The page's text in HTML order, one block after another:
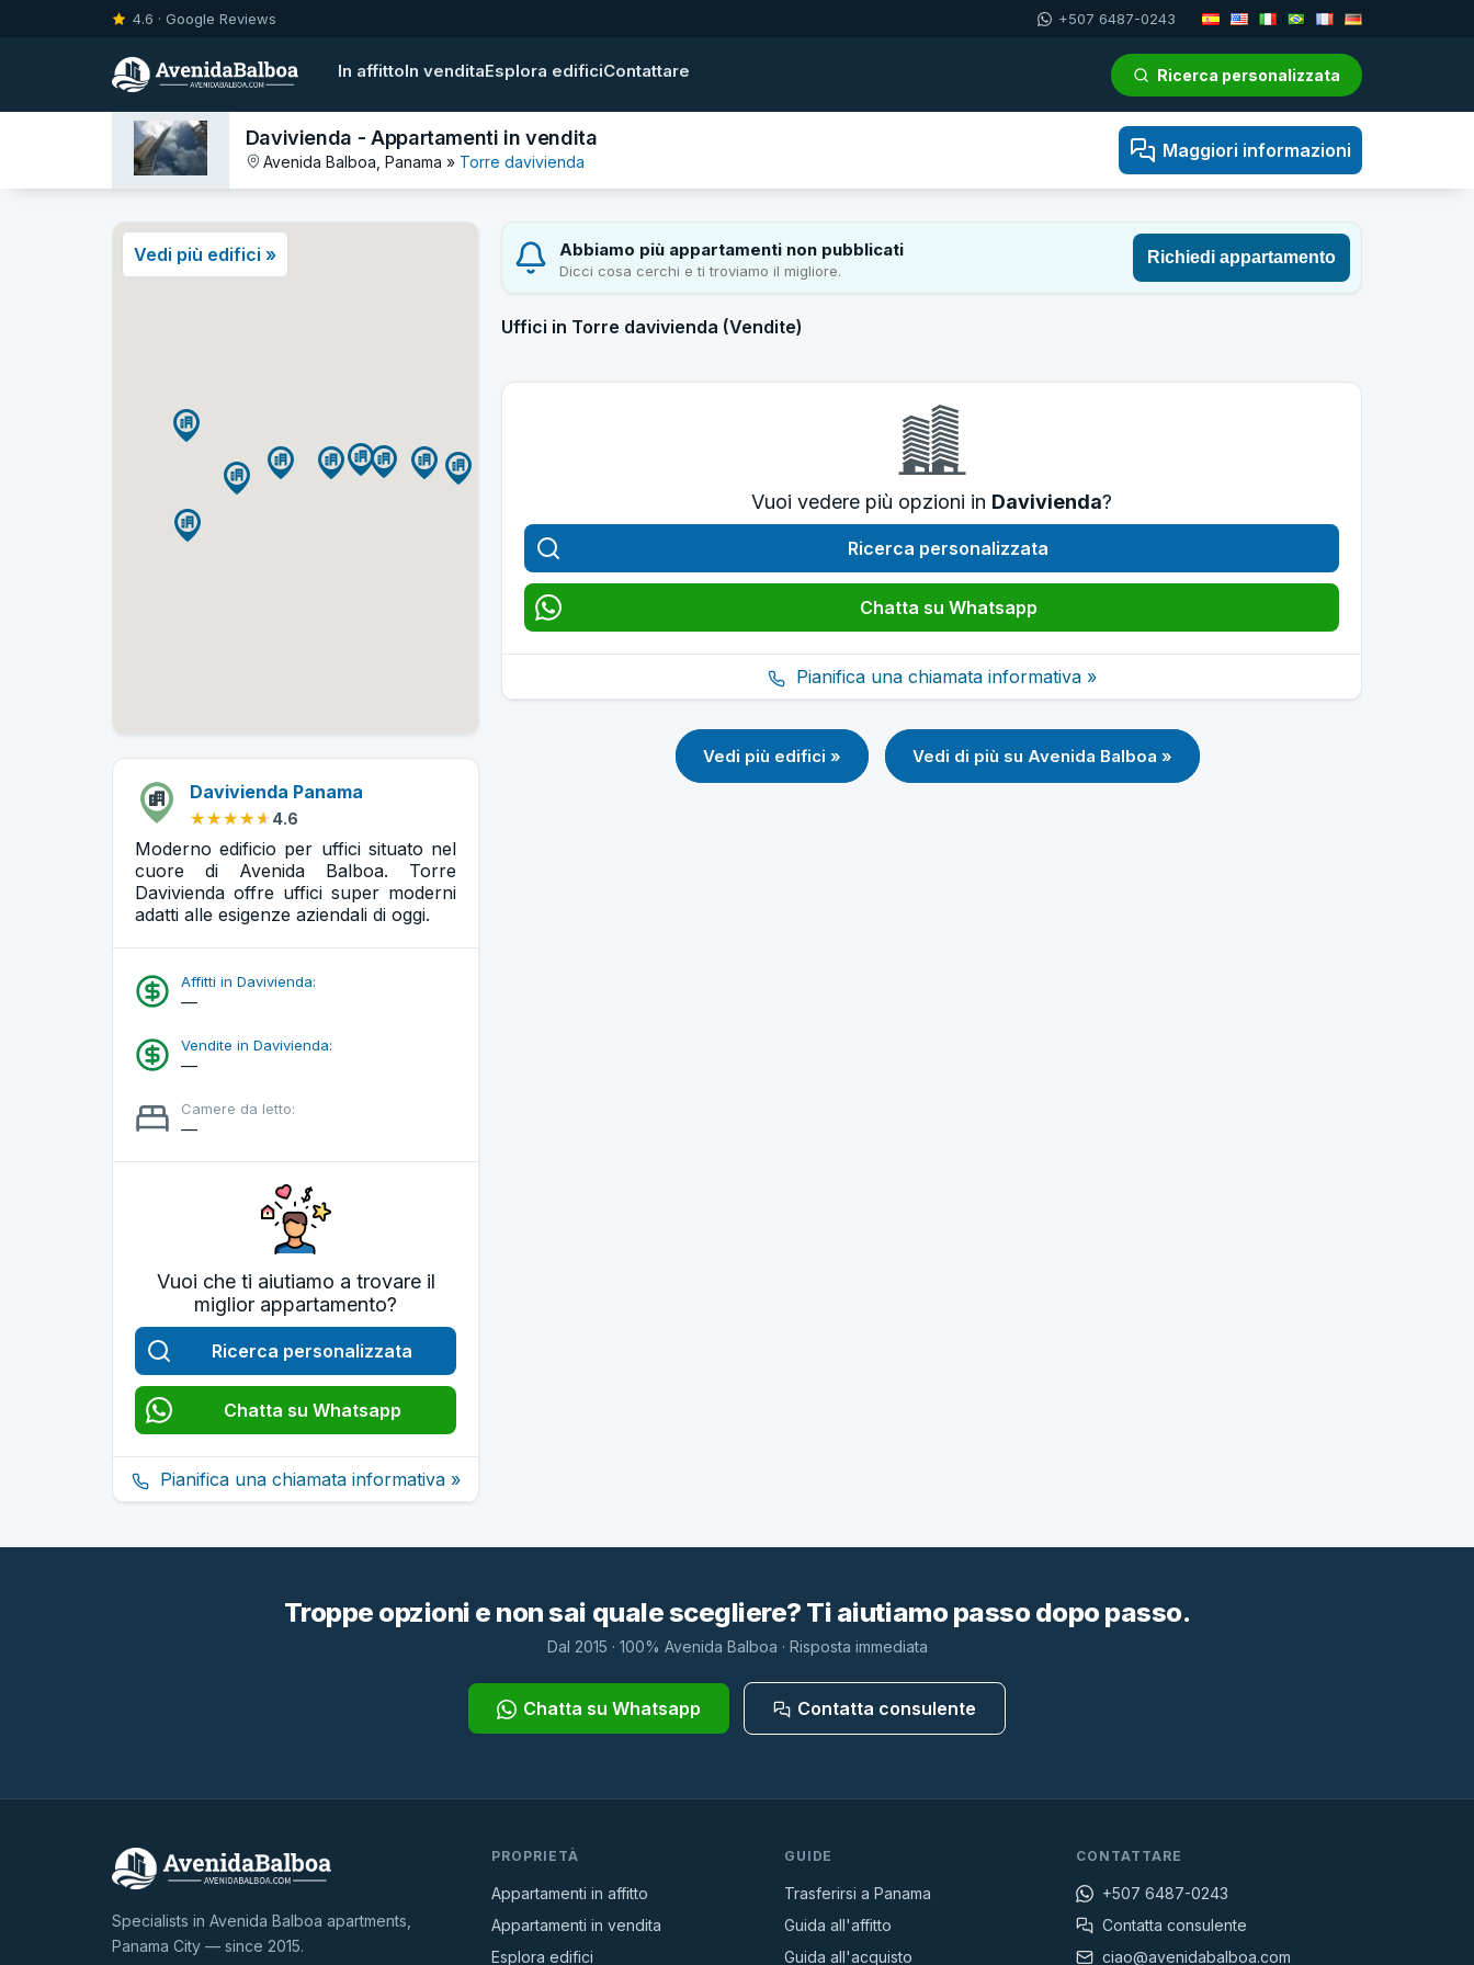
4.6 · Google Reviews +507 6487-0243
In affittoIn venditaEsplora edificiContattare Ricerca personalizzata
Davivienda - Appartamenti in vendita
Avenida Balboa, Panama » Torre davivienda
Maggiori informazioni
Vedi più edifici »
Davivienda Panama
★★★★★
★★★★★ 4.6
Moderno edificio per uffici situato nel
cuore di Avenida Balboa. Torre
Davivienda offre uffici super moderni
adatti alle esigenze aziendali di oggi.
Affitti in Davivienda:
—
Vendite in Davivienda:
—
Camere da letto:
—
Vuoi che ti aiutiamo a trovare il
miglior appartamento?
Ricerca personalizzata
Chatta su Whatsapp
Pianifica una chiamata informativa »
Abbiamo più appartamenti non pubblicati
Dicci cosa cerchi e ti troviamo il migliore.
Richiedi appartamento
Uffici in Torre davivienda (Vendite)
Vuoi vedere più opzioni in Davivienda?
Ricerca personalizzata
Chatta su Whatsapp
Pianifica una chiamata informativa »
Vedi più edifici » Vedi di più su Avenida Balboa »
Troppe opzioni e non sai quale scegliere? Ti aiutiamo passo dopo passo.
Dal 2015 · 100% Avenida Balboa · Risposta immediata
Chatta su Whatsapp Contatta consulente
Specialists in Avenida Balboa apartments,
Panama City — since 2015.
PROPRIETÀ
Appartamenti in affitto
Appartamenti in vendita
Esplora edifici
GUIDE
Trasferirsi a Panama
Guida all'affitto
Guida all'acquisto
CONTATTARE
+507 6487-0243
Contatta consulente
ciao@avenidabalboa.com